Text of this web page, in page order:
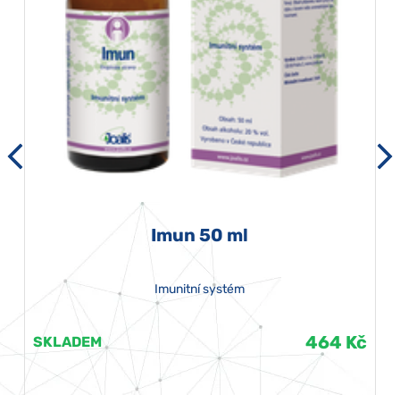
Imun 50 ml
Imunitní systém
SKLADEM 464 Kč